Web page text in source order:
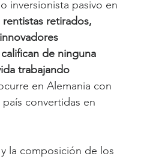
inversionista pasivo en
retirados,
de ninguna
trabajando
en Alemania con
convertidas en
la composición de los